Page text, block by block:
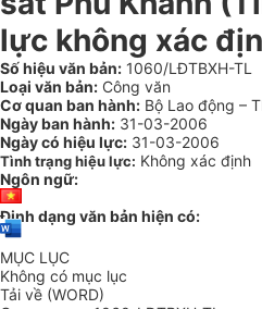
lực không xác
Số hiệu văn bản: 1060/LĐTBXH-TL
Loại văn bản: Công văn
Cơ quan ban hành: Bộ Lao động –
Ngày ban hành: 31-03-2006
Ngày có hiệu lực: 31-03-2006
Tình trạng hiệu lực: Không xác định
Ngôn ngữ:
Định dạng văn bản hiện có:
MỤC LỤC
Không có mục lục
Tải về (WORD)